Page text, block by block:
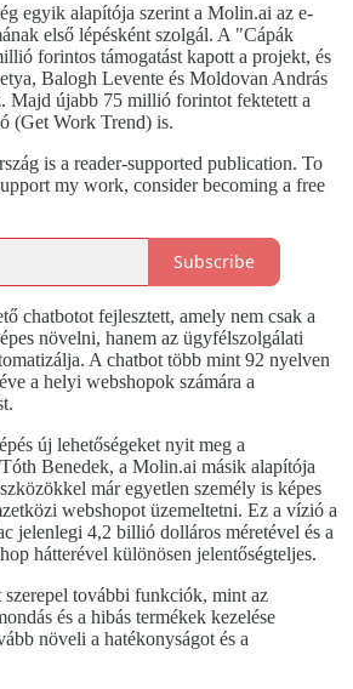
egyik alapítója szerint a Molin.ai az e-
első lépésként szolgál. A "Cápák
forintos támogatást kapott a projekt, és
Balogh Levente és Moldovan András
Majd újabb 75 millió forintot fektetett a
(Get Work Trend) is.
is a reader-supported publication. To
my work, consider becoming a free
Subscribe
chatbotot fejlesztett, amely nem csak a
növelni, hanem az ügyfélszolgálati
A chatbot több mint 92 nyelven
a helyi webshopok számára a
új lehetőségeket nyit meg a
Benedek, a Molin.ai másik alapítója
már egyetlen személy is képes
webshopot üzemeltetni. Ez a vízió a
jelenlegi 4,2 billió dolláros méretével és a
hátterével különösen jelentőségteljes.
további funkciók, mint az
és a hibás termékek kezelése
növeli a hatékonyságot és a